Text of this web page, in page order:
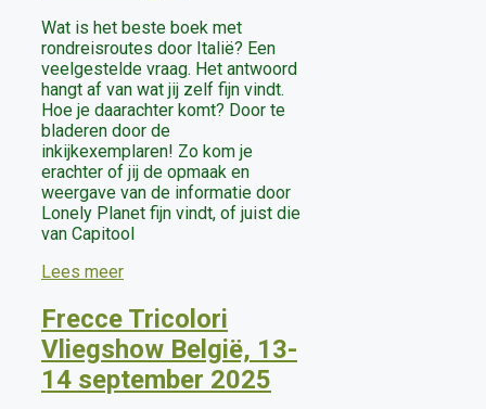
Wat is het beste boek met
rondreisroutes door Italië? Een
veelgestelde vraag. Het antwoord
hangt af van wat jij zelf fijn vindt.
Hoe je daarachter komt? Door te
bladeren door de
inkijkexemplaren! Zo kom je
erachter of jij de opmaak en
weergave van de informatie door
Lonely Planet fijn vindt, of juist die
van Capitool
Lees meer
Frecce Tricolori
Vliegshow België, 13-
14 september 2025